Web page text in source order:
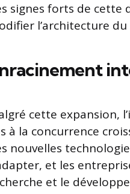
signes forts de cette
l’architecture
cette expansion,
à la concurrence
nouvelles
et les
et le